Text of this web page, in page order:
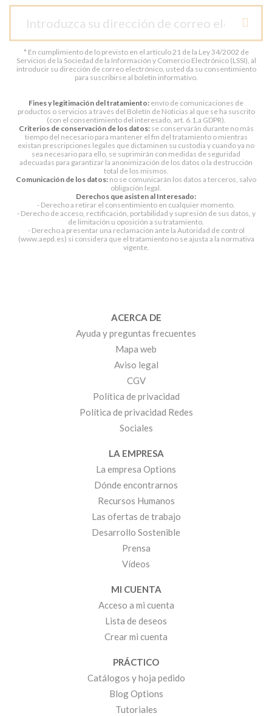
* En cumplimiento de lo previsto en el artículo 21 de la Ley 34/2002 de
Servicios de la Sociedad de la Información y Comercio Electrónico (LSSI), al
introducir su dirección de correo electrónico, usted da su consentimiento
para suscribirse al boletín informativo.
Fines y legitimación del tratamiento: envío de comunicaciones de
productos o servicios a través del Boletín de Noticias al que se ha suscrito
(con el consentimiento del interesado, art. 6.1.a GDPR).
Criterios de conservación de los datos:se conservarán durante no más
tiempo del necesario para mantener el fin del tratamiento o mientras
existan prescripciones legales que dictaminen su custodia y cuando ya no
sea necesario para ello, se suprimirán con medidas de seguridad
adecuadas para garantizar la anonimización de los datos o la destrucción
total de los mismos.
Comunicación de los datos: no se comunicarán los datos a terceros, salvo
obligación legal.
Derechos que asisten al Interesado:
- Derecho a retirar el consentimiento en cualquier momento.
- Derecho de acceso, rectificación, portabilidad y supresión de sus datos, y
de limitación u oposición a su tratamiento.
- Derecho a presentar una reclamación ante la Autoridad de control
(www.aepd.es) si considera que el tratamiento no se ajusta a la normativa
vigente.
ACERCA DE
Ayuda y preguntas frecuentes
Mapa web
Aviso legal
CGV
Política de privacidad
Política de privacidad Redes
Sociales
LA EMPRESA
La empresa Options
Dónde encontrarnos
Recursos Humanos
Las ofertas de trabajo
Desarrollo Sostenible
Prensa
Vídeos
MI CUENTA
Acceso a mi cuenta
Lista de deseos
Crear mi cuenta
PRÁCTICO
Catálogos y hoja pedido
Blog Options
Tutoriales